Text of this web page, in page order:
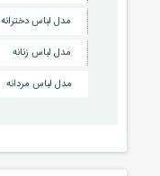
مدل لباس دخترانه
مدل لباس زنانه
مدل لباس مردانه